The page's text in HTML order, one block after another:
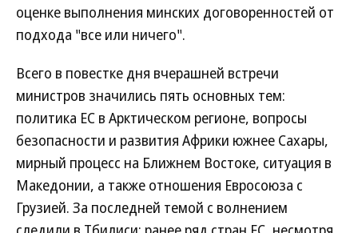
оценке выполнения минских договоренностей от
подхода "все или ничего".
Всего в повестке дня вчерашней встречи
министров значились пять основных тем:
политика ЕС в Арктическом регионе, вопросы
безопасности и развития Африки южнее Сахары,
мирный процесс на Ближнем Востоке, ситуация в
Македонии, а также отношения Евросоюза с
Грузией. За последней темой с волнением